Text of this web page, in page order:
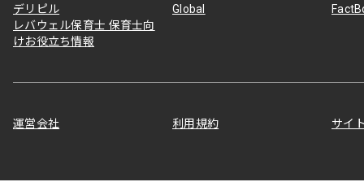
デリピル
Global
レバウェル保育士 保育士向
けお役立ち情報
運営会社 利用規約 サイ